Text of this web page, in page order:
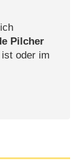
Pilcher
oder im